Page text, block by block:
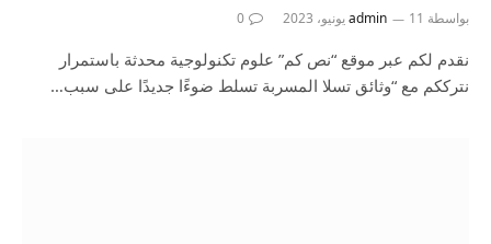
بواسطة admin 11 يونيو، 2023 0
نقدم لكم عبر موقع “نص كم” علوم تكنولوجية محدثة باستمرار
نترككم مع “وثائق تسلا المسربة تسلط ضوءًا جديدًا على سبب…